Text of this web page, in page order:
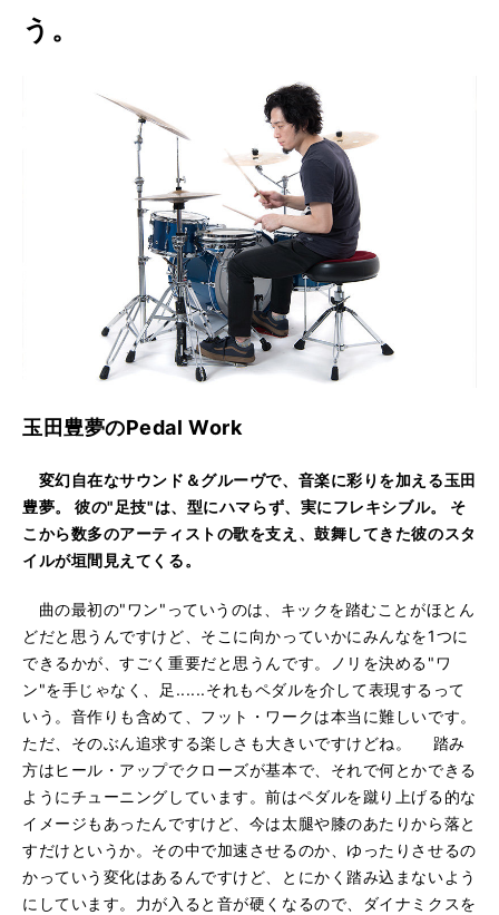
う。
玉田豊夢のPedal Work
変幻自在なサウンド＆グルーヴで、音楽に彩りを加える玉田
豊夢。 彼の"足技"は、型にハマらず、実にフレキシブル。 そ
こから数多のアーティストの歌を支え、鼓舞してきた彼のスタ
イルが垣間見えてくる。
曲の最初の"ワン"っていうのは、キックを踏むことがほとん
どだと思うんですけど、そこに向かっていかにみんなを1つに
できるかが、すごく重要だと思うんです。ノリを決める"ワ
ン"を手じゃなく、足......それもペダルを介して表現するって
いう。音作りも含めて、フット・ワークは本当に難しいです。
ただ、そのぶん追求する楽しさも大きいですけどね。 踏み
方はヒール・アップでクローズが基本で、それで何とかできる
ようにチューニングしています。前はペダルを蹴り上げる的な
イメージもあったんですけど、今は太腿や膝のあたりから落と
すだけというか。その中で加速させるのか、ゆったりさせるの
かっていう変化はあるんですけど、とにかく踏み込まないよう
にしています。力が入ると音が硬くなるので、ダイナミクスを